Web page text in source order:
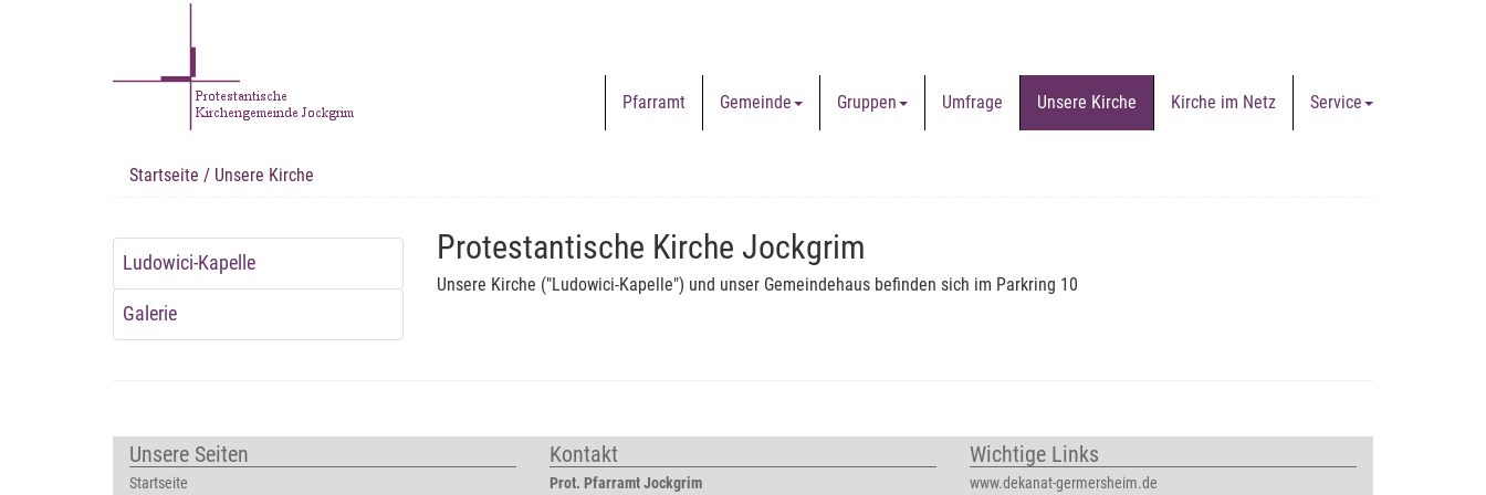
Pfarramt Gemeinde Gruppen Umfrage Unsere Kirche Kirche im Netz Service
Startseite / Unsere Kirche
Ludowici-Kapelle
Galerie
Protestantische Kirche Jockgrim
Unsere Kirche ("Ludowici-Kapelle") und unser Gemeindehaus befinden sich im Parkring 10
Unsere Seiten
Startseite
Kontakt
Prot. Pfarramt Jockgrim
Wichtige Links
www.dekanat-germersheim.de